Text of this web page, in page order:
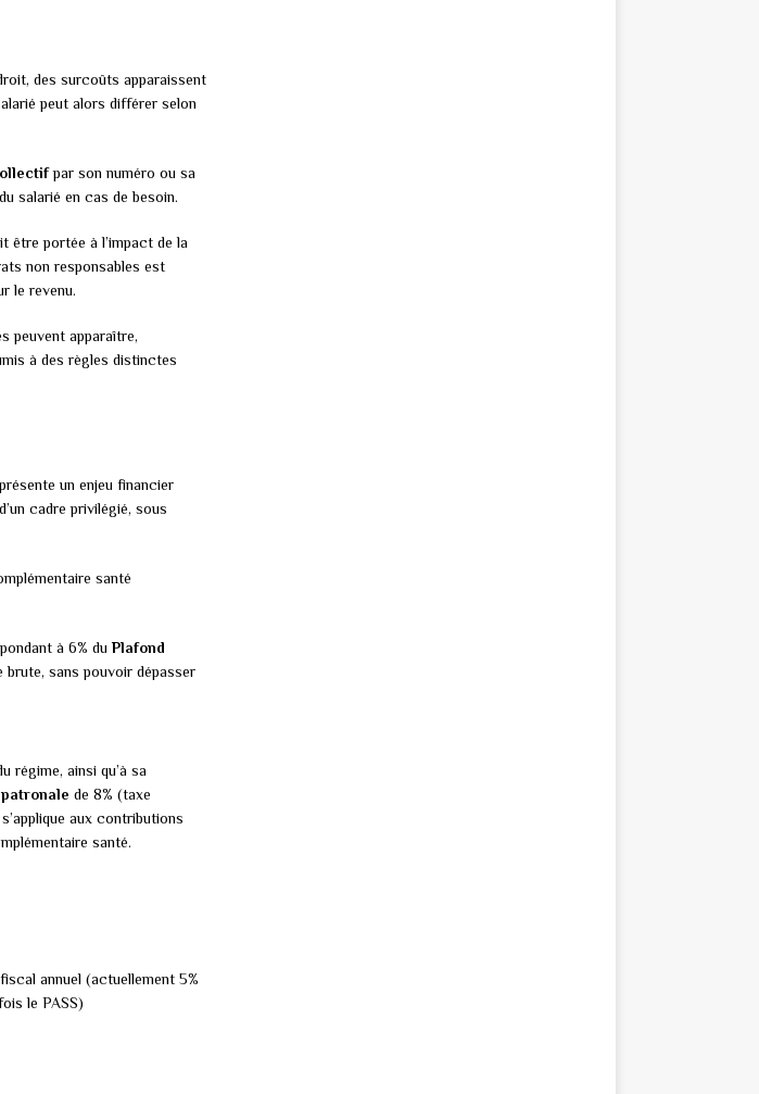
des surcoûts apparaissent
peut alors différer selon
par son numéro ou sa
salarié en cas de besoin.
être portée à l’impact de la
non responsables est
le revenu.
peuvent apparaître,
à des règles distinctes
un enjeu financier
cadre privilégié, sous
santé
à 6% duPlafond
brute, sans pouvoir dépasser
ainsi qu’à sa
de 8% (taxe
aux contributions
santé.
annuel (actuellement 5%
le PASS)